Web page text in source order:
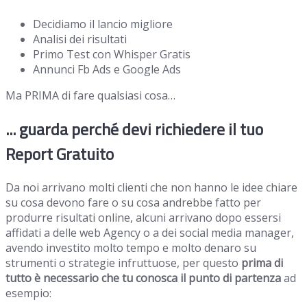
Decidiamo il lancio migliore
Analisi dei risultati
Primo Test con Whisper Gratis
Annunci Fb Ads e Google Ads
Ma PRIMA di fare qualsiasi cosa…
... guarda perché devi richiedere il tuo
Report Gratuito
Da noi arrivano molti clienti che non hanno le idee chiare
su cosa devono fare o su cosa andrebbe fatto per
produrre risultati online, alcuni arrivano dopo essersi
affidati a delle web Agency o a dei social media manager,
avendo investito molto tempo e molto denaro su
strumenti o strategie infruttuose, per questo prima di
tutto è necessario che tu conosca il punto di partenzaad
esempio: